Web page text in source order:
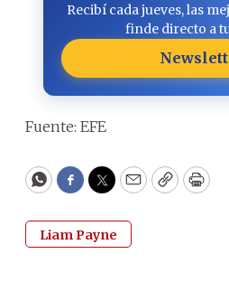
Recibí cada jueves, las
finde directo a
Fuente: EFE
WhatsApp
Facebook
Twitter
EmailCopyPrint
Liam Payne